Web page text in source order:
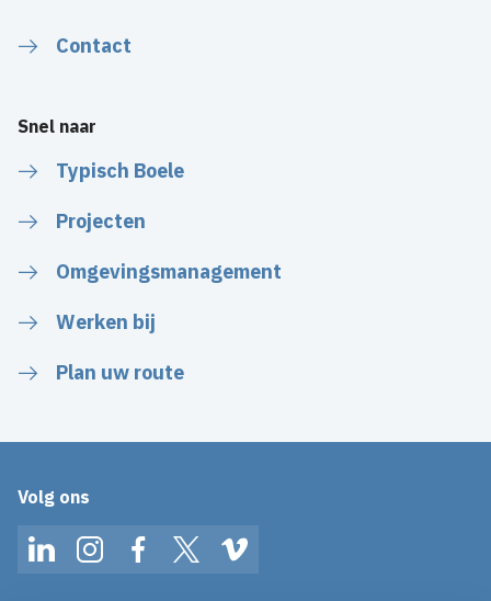
Contact
Snel naar
Typisch Boele
Projecten
Omgevingsmanagement
Werken bij
Plan uw route
Volg ons
LinkedInInstagramFacebookTwitterVimeo